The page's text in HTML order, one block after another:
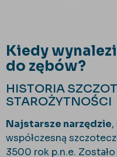
Kiedy
do zębów?
HISTORIA
STAROŻYTNOŚCI
Najstarsze narzędzie
współczesną
3500 rok p.n.e.